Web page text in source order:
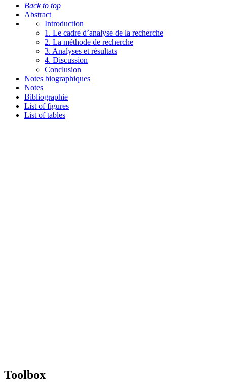
Back to top
Abstract
Introduction
1. Le cadre d’analyse de la recherche
2. La méthode de recherche
3. Analyses et résultats
4. Discussion
Conclusion
Notes biographiques
Notes
Bibliographie
List of figures
List of tables
Toolbox